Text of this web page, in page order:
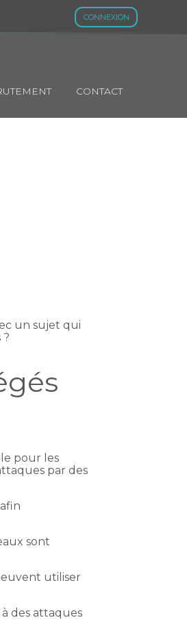
CONNEXION
CONTACT
un sujet qui
pour les
par des
sont
utiliser
des attaques